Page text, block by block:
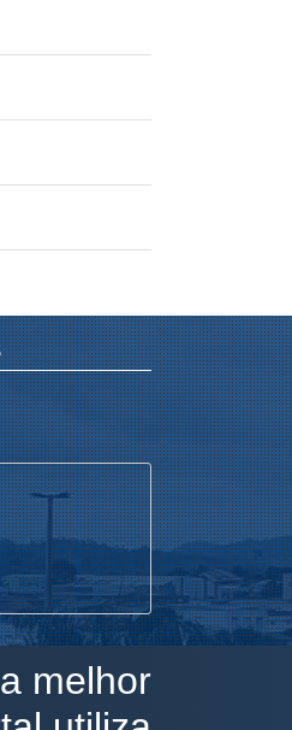
melhor